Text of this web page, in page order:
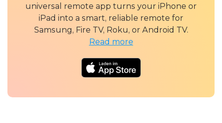
universal remote app turns your iPhone or
iPad into a smart, reliable remote for
Samsung, Fire TV, Roku, or Android TV.
Read more